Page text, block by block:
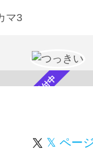
スカウト受付中
𝕏 ペー